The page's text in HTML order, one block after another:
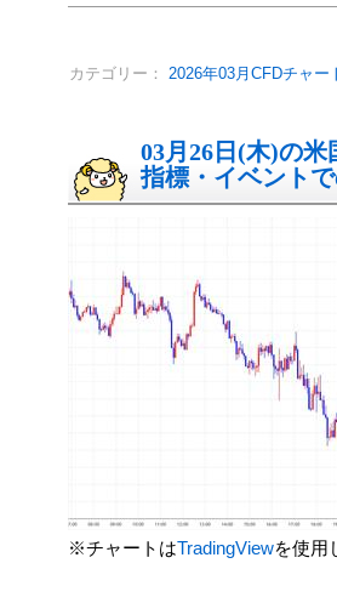
カテゴリー： 2026年03月CFDチャー
03月26日(木)の
指標・イベント
※チャートはTradingViewを使用